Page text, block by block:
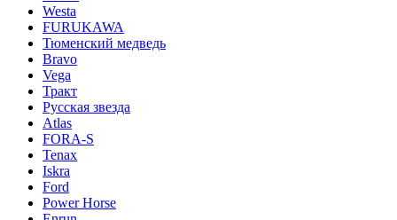
Westa
FURUKAWA
Тюменский медведь
Bravo
Vega
Тракт
Русская звезда
Atlas
FORA-S
Tenax
Iskra
Ford
Power Horse